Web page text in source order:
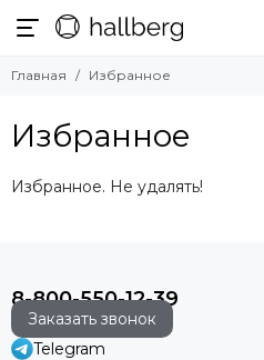
Главная Избранное
Избранное
Избранное. Не удалять!
8-800-550-12-39
Заказать звонок
Telegram